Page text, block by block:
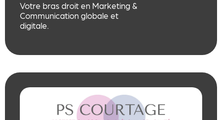
Votre bras droit en Marketing &
Communication globale et
digitale.
+20 ans d’expérience et
(psychologie &
neuromarketing). Une expertise
rare et locale, au service des
entreprises
ligériennes.